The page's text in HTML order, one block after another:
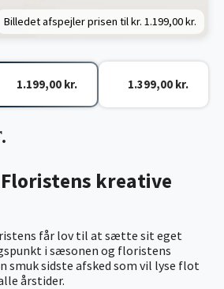
Billedet afspejler prisen til kr. 1.199,00 kr.
kreative
får lov til at sætte sit eget
i sæsonen og floristens
smuk sidste afsked som vil lyse flot
årstider.
1.199,00 kr. 1.399,00 kr.